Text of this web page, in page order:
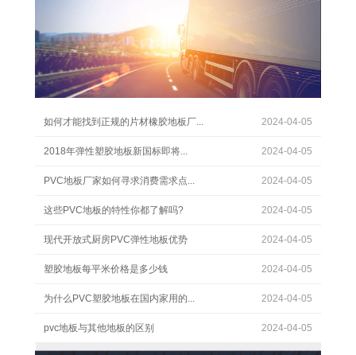
2024-04-05
如何才能找到正规的片材橡胶地板厂...
2024-04-05
2018年弹性塑胶地板新国标即将...
2024-04-05
PVC地板厂家如何寻求消费需求点...
2024-04-05
这些PVC地板的特性你都了解吗?
2024-04-05
现代开放式厨房PVC弹性地板优势
2024-04-05
塑胶地板每平米价格是多少钱
2024-04-05
为什么PVC塑胶地板在国内家用的...
2024-04-05
pvc地板与其他地板的区别